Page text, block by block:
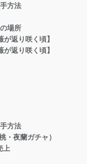
方法
場所
返り咲く頃】
返り咲く頃】
方法
・夜蘭ガチャ）
上